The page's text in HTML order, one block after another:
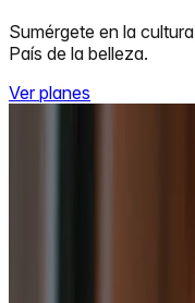
Sumérgete en la
País de la belleza.
Ver planes